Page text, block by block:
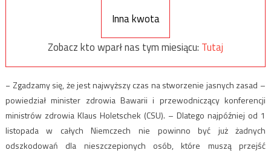
Inna kwota
Zobacz kto wparł nas tym miesiącu: Tutaj
− Zgadzamy się, że jest najwyższy czas na stworzenie jasnych zasad –
powiedział minister zdrowia Bawarii i przewodniczący konferencji
ministrów zdrowia Klaus Holetschek (CSU). – Dlatego najpóźniej od 1
listopada w całych Niemczech nie powinno być już żadnych
odszkodowań dla nieszczepionych osób, które muszą przejść